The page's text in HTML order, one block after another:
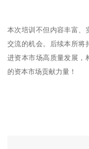
本次培训不但内容丰富、
交流的机会。后续本所将
进资本市场高质量发展，
的资本市场贡献力量！